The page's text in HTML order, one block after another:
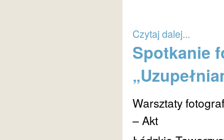
Czytaj dalej...
Spotkanie
Warsztaty
– Akt